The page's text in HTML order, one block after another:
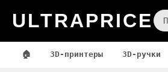
ULTRAPRICE
🏠 3D-принтеры 3D-ручки